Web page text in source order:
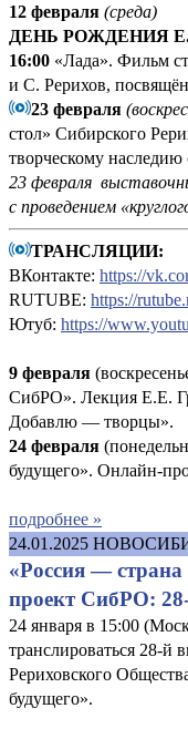
12 февраля (среда)
ДЕНЬ РОЖДЕНИЯ
16:00 «Лада». Фильм
и С. Рерихов,
23 февраля
стол» Сибирского
творческому наследию
23 февраля
с проведением
ТРАНСЛЯЦИИ:
ВКонтакте: https://
RUTUBE: https://
Ютуб: https://
9 февраля
СибРО». Лекция Е.Е.
Добавлю — творцы».
24 февраля
будущего». Онлайн-
подробнее »
24.01.2025
«Россия —
проект СибРО:
24 января в 15:00
транслироваться 28-й
Рериховского
будущего».